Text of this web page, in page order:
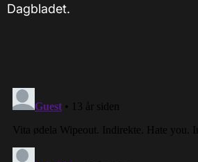
Dagbladet.